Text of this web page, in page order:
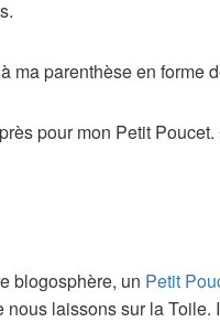
ma parenthèse en forme
pourmon Petit Poucet.
blogosphère, un Petit
nous laissons sur la Toile.